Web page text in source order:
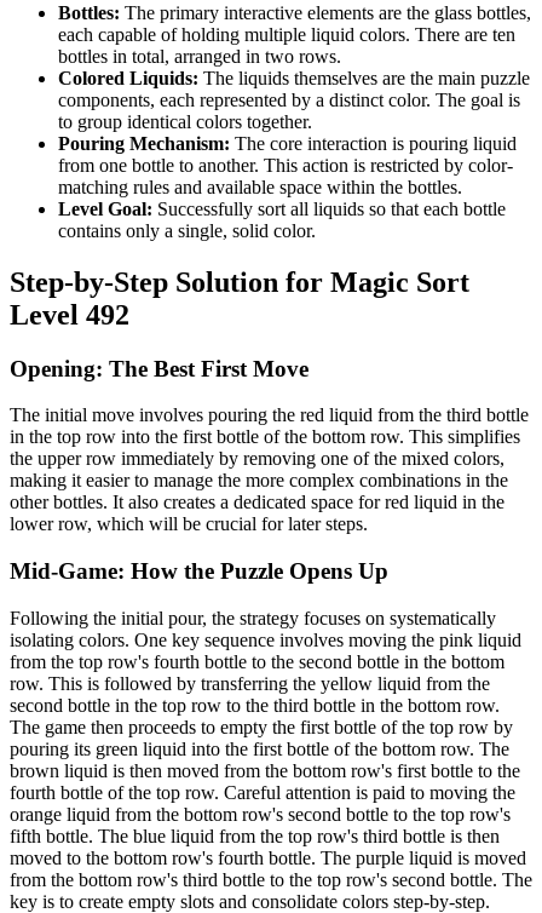
Bottles: The primary interactive elements are the glass bottles,
each capable of holding multiple liquid colors. There are ten
bottles in total, arranged in two rows.
Colored Liquids: The liquids themselves are the main puzzle
components, each represented by a distinct color. The goal is
to group identical colors together.
Pouring Mechanism: The core interaction is pouring liquid
from one bottle to another. This action is restricted by color-
matching rules and available space within the bottles.
Level Goal: Successfully sort all liquids so that each bottle
contains only a single, solid color.
Step-by-Step Solution for Magic Sort
Level 492
Opening: The Best First Move
The initial move involves pouring the red liquid from the third bottle
in the top row into the first bottle of the bottom row. This simplifies
the upper row immediately by removing one of the mixed colors,
making it easier to manage the more complex combinations in the
other bottles. It also creates a dedicated space for red liquid in the
lower row, which will be crucial for later steps.
Mid-Game: How the Puzzle Opens Up
Following the initial pour, the strategy focuses on systematically
isolating colors. One key sequence involves moving the pink liquid
from the top row's fourth bottle to the second bottle in the bottom
row. This is followed by transferring the yellow liquid from the
second bottle in the top row to the third bottle in the bottom row.
The game then proceeds to empty the first bottle of the top row by
pouring its green liquid into the first bottle of the bottom row. The
brown liquid is then moved from the bottom row's first bottle to the
fourth bottle of the top row. Careful attention is paid to moving the
orange liquid from the bottom row's second bottle to the top row's
fifth bottle. The blue liquid from the top row's third bottle is then
moved to the bottom row's fourth bottle. The purple liquid is moved
from the bottom row's third bottle to the top row's second bottle. The
key is to create empty slots and consolidate colors step-by-step.